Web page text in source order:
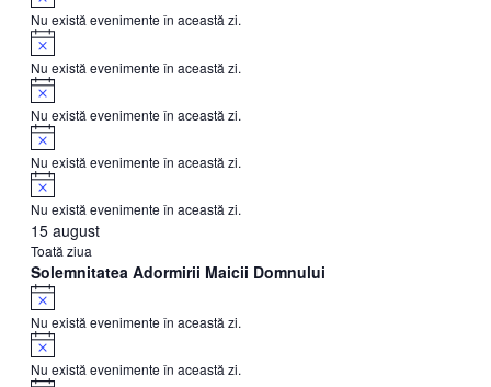
Nu există evenimente în această zi.
Notificare
Nu există evenimente în această zi.
Notificare
Nu există evenimente în această zi.
Notificare
Nu există evenimente în această zi.
Notificare
Nu există evenimente în această zi.
15 august
Toată ziua
Solemnitatea Adormirii Maicii Domnului
Notificare
Nu există evenimente în această zi.
Notificare
Nu există evenimente în această zi.